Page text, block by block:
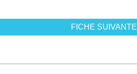
FICHE SUIVANTE